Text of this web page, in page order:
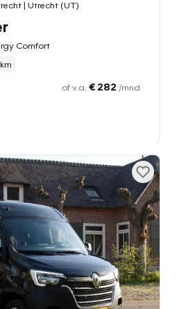
| Utrecht (UT)
Comfort
of v.a. € 282 /mnd